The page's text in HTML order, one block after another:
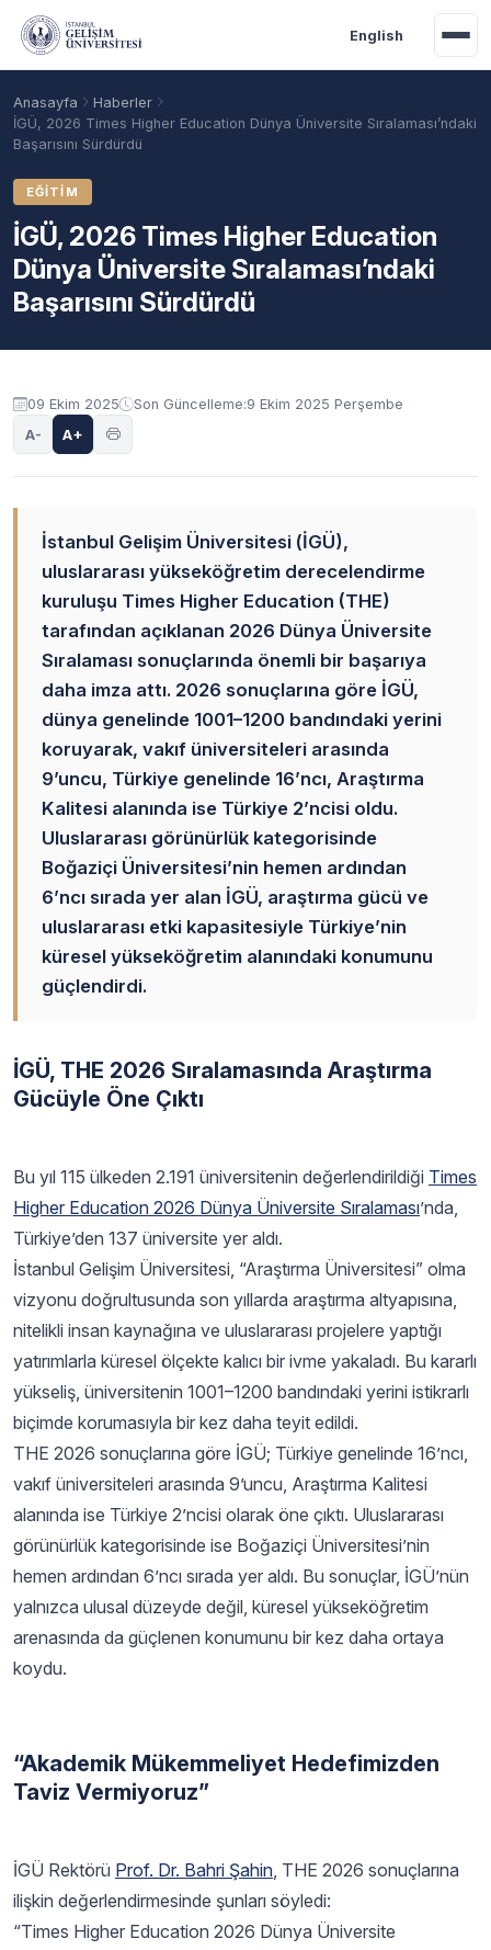
Ana içeriğe geç
English
Anasayfa
Haberler
İGÜ, 2026 Times Higher Education Dünya Üniversite Sıralaması’ndaki
Başarısını Sürdürdü
EĞITIM
İGÜ, 2026 Times Higher Education
Dünya Üniversite Sıralaması’ndaki
Başarısını Sürdürdü
09 Ekim 2025 Son Güncelleme:9 Ekim 2025 Perşembe
A- A+
İstanbul Gelişim Üniversitesi (İGÜ),
uluslararası yükseköğretim derecelendirme
kuruluşu Times Higher Education (THE)
tarafından açıklanan 2026 Dünya Üniversite
Sıralaması sonuçlarında önemli bir başarıya
daha imza attı. 2026 sonuçlarına göre İGÜ,
dünya genelinde 1001–1200 bandındaki yerini
koruyarak, vakıf üniversiteleri arasında
9’uncu, Türkiye genelinde 16’ncı, Araştırma
Kalitesi alanında ise Türkiye 2’ncisi oldu.
Uluslararası görünürlük kategorisinde
Boğaziçi Üniversitesi’nin hemen ardından
6’ncı sırada yer alan İGÜ, araştırma gücü ve
uluslararası etki kapasitesiyle Türkiye’nin
küresel yükseköğretim alanındaki konumunu
güçlendirdi.
İGÜ, THE 2026 Sıralamasında Araştırma
Gücüyle Öne Çıktı
Bu yıl 115 ülkeden 2.191 üniversitenin değerlendirildiği Times
Higher Education 2026 Dünya Üniversite Sıralaması’nda,
Türkiye’den 137 üniversite yer aldı.
İstanbul Gelişim Üniversitesi, “Araştırma Üniversitesi” olma
vizyonu doğrultusunda son yıllarda araştırma altyapısına,
nitelikli insan kaynağına ve uluslararası projelere yaptığı
yatırımlarla küresel ölçekte kalıcı bir ivme yakaladı. Bu kararlı
yükseliş, üniversitenin 1001–1200 bandındaki yerini istikrarlı
biçimde korumasıyla bir kez daha teyit edildi.
THE 2026 sonuçlarına göre İGÜ; Türkiye genelinde 16’ncı,
vakıf üniversiteleri arasında 9’uncu, Araştırma Kalitesi
alanında ise Türkiye 2’ncisi olarak öne çıktı. Uluslararası
görünürlük kategorisinde ise Boğaziçi Üniversitesi’nin
hemen ardından 6’ncı sırada yer aldı. Bu sonuçlar, İGÜ’nün
yalnızca ulusal düzeyde değil, küresel yükseköğretim
arenasında da güçlenen konumunu bir kez daha ortaya
koydu.
“Akademik Mükemmeliyet Hedefimizden
Taviz Vermiyoruz”
İGÜ Rektörü Prof. Dr. Bahri Şahin, THE 2026 sonuçlarına
ilişkin değerlendirmesinde şunları söyledi:
“Times Higher Education 2026 Dünya Üniversite